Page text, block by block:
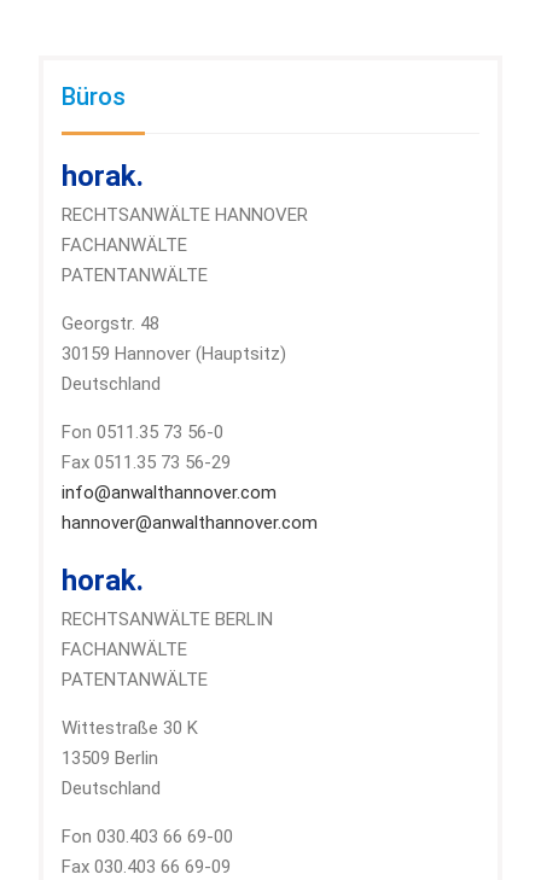
Büros
horak.
RECHTSANWÄLTE HANNOVER
FACHANWÄLTE
PATENTANWÄLTE
Georgstr. 48
30159 Hannover (Hauptsitz)
Deutschland
Fon 0511.35 73 56-0
Fax 0511.35 73 56-29
info@anwalthannover.com
hannover@anwalthannover.com
horak.
RECHTSANWÄLTE BERLIN
FACHANWÄLTE
PATENTANWÄLTE
Wittestraße 30 K
13509 Berlin
Deutschland
Fon 030.403 66 69-00
Fax 030.403 66 69-09